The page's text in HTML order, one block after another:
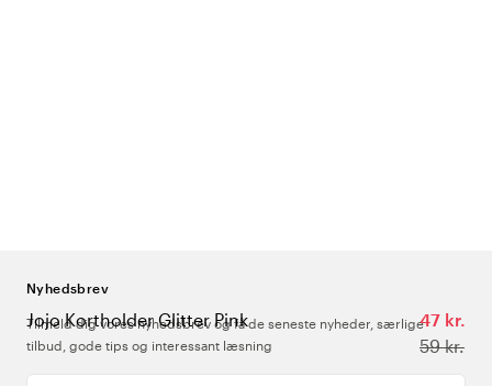
Jojo Kortholder Glitter Pink
47 kr.
59 kr.
Nyhedsbrev
Tilmeld dig vores nyhedsbrev og få de seneste nyheder, særlige
tilbud, gode tips og interessant læsning
Indtast din e-mailadresse